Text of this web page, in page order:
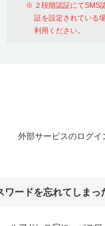
２段階認証にてSMS
証を設定されている
利用ください。
外部サービスのログイ
ワードを忘れてしまっ